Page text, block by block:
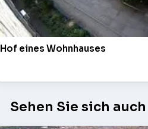
Hof eines Wohnhauses
Sehen Sie sich